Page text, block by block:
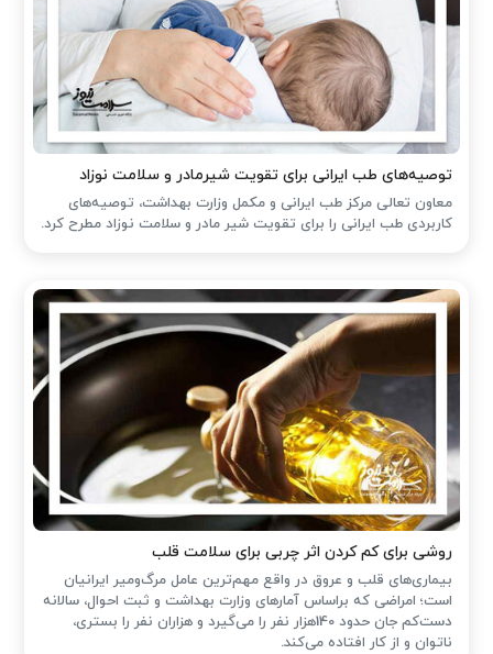
توصیه‌های طب ایرانی برای تقویت شیرمادر و سلامت نوزاد
معاون تعالی مرکز طب ایرانی و مکمل وزارت بهداشت، توصیه‌های
کاربردی طب ایرانی را برای تقویت شیر مادر و سلامت نوزاد مطرح کرد.
روشی برای کم کردن اثر چربی برای سلامت قلب
بیماری‌های قلب و عروق در واقع مهم‌ترین عامل مرگ‌ومیر ایرانیان
است؛ امراضی که براساس آمارهای وزارت بهداشت و ثبت احوال، سالانه
دست‌کم جان حدود 140هزار نفر را می‌گیرد و هزاران نفر را بستری،
ناتوان و از کار افتاده می‌کند.